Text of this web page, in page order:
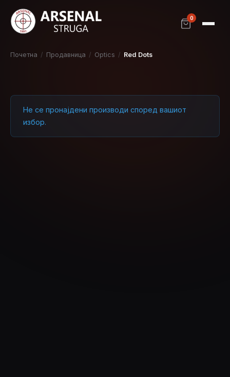
0
Почетна / Продавница / Optics / Red Dots
Не се пронајдени производи според вашиот
избор.